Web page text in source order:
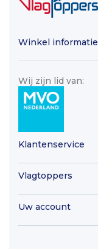
Winkel informatie
Wij zijn lid van:
Klantenservice
Vlagtoppers
Uw account